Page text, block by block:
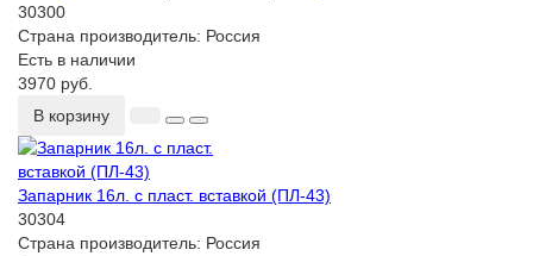
30300
Страна производитель: Россия
Есть в наличии
3970 руб.
В корзину
Запарник 16л. с пласт. вставкой (ПЛ-43)
30304
Страна производитель: Россия